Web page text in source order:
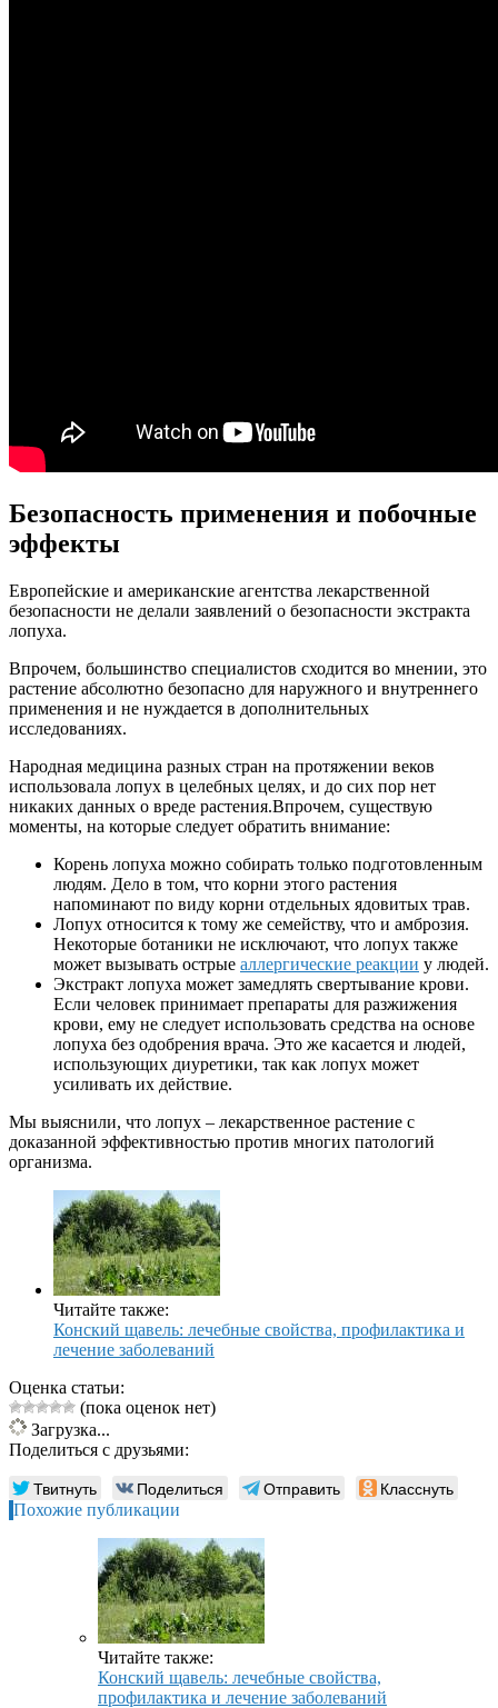
Безопасность применения и побочные
эффекты
Европейские и американские агентства лекарственной
безопасности не делали заявлений о безопасности экстракта
лопуха.
Впрочем, большинство специалистов сходится во мнении, это
растение абсолютно безопасно для наружного и внутреннего
применения и не нуждается в дополнительных
исследованиях.
Народная медицина разных стран на протяжении веков
использовала лопух в целебных целях, и до сих пор нет
никаких данных о вреде растения.Впрочем, существую
моменты, на которые следует обратить внимание:
Корень лопуха можно собирать только подготовленным
людям. Дело в том, что корни этого растения
напоминают по виду корни отдельных ядовитых трав.
Лопух относится к тому же семейству, что и амброзия.
Некоторые ботаники не исключают, что лопух также
может вызывать острые аллергические реакции у людей.
Экстракт лопуха может замедлять свертывание крови.
Если человек принимает препараты для разжижения
крови, ему не следует использовать средства на основе
лопуха без одобрения врача. Это же касается и людей,
использующих диуретики, так как лопух может
усиливать их действие.
Мы выяснили, что лопух – лекарственное растение с
доказанной эффективностью против многих патологий
организма.
Читайте также:
Конский щавель: лечебные свойства, профилактика и
лечение заболеваний
Оценка статьи:
(пока оценок нет)
Загрузка...
Поделиться с друзьями:
Твитнуть Поделиться Отправить Класснуть
Похожие публикации
Читайте также:
Конский щавель: лечебные свойства,
профилактика и лечение заболеваний